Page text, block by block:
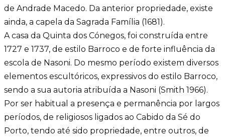
BLOG
de Andrade Macedo. Da anterior propriedade, existe
ainda, a capela da Sagrada Família (1681).
A casa da Quinta dos Cónegos, foi construída entre
1727 e 1737, de estilo Barroco e de forte influência da
escola de Nasoni. Do mesmo período existem diversos
elementos escultóricos, expressivos do estilo Barroco,
sendo a sua autoria atribuída a Nasoni (Smith 1966).
Por ser habitual a presença e permanência por largos
períodos, de religiosos ligados ao Cabido da Sé do
Porto, tendo até sido propriedade, entre outros, de